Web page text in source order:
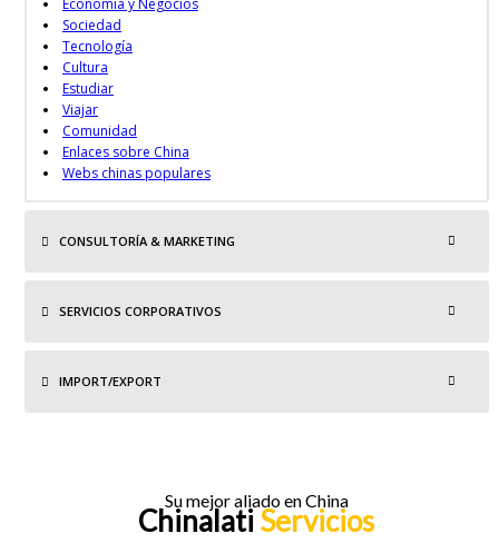
Economía y Negocios
Sociedad
Tecnología
Cultura
Estudiar
Viajar
Comunidad
Enlaces sobre China
Webs chinas populares
CONSULTORÍA & MARKETING
SERVICIOS CORPORATIVOS
IMPORT/EXPORT
Su mejor aliado en China
Chinalati Servicios